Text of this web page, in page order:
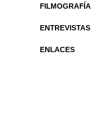
FILMOGRAFÍA
ENTREVISTAS
ENLACES